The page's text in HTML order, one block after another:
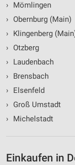
›
Mömlingen
›
Obernburg (Main)
›
Klingenberg
›
Otzberg
›
Laudenbach
›
Brensbach
›
Elsenfeld
›
Groß Umstadt
›
Michelstadt
Einkaufen in